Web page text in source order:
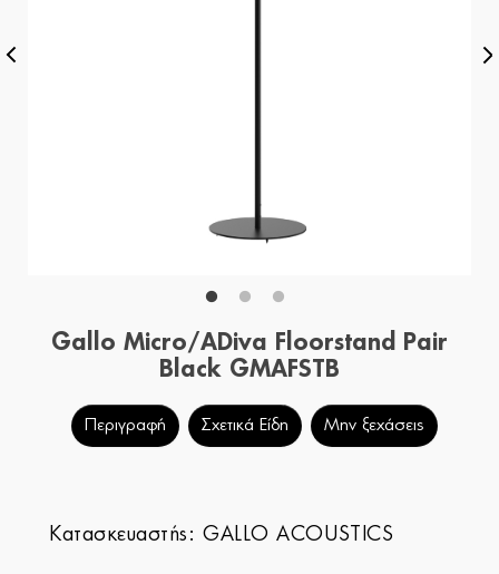
Gallo Micro/ADiva Floorstand Pair
Black GMAFSTB
Περιγραφή Σχετικά Είδη Μην ξεχάσεις
Κατασκευαστής:GALLO ACOUSTICS